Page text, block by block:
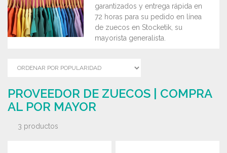
garantizados y entrega rápida en
72 horas para su pedido en línea
de zuecos en Stocketik, su
mayorista generalista.
PROVEEDOR DE ZUECOS | COMPRA
AL POR MAYOR
3 productos